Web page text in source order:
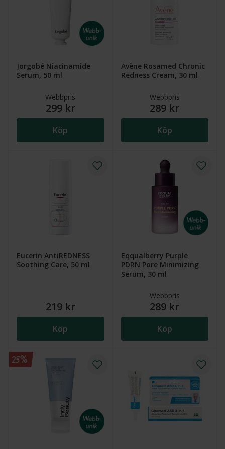
Jorgobé Niacinamide
Serum, 50 ml
Webbpris
299 kr
Köp
Avène Rosamed Chronic
Redness Cream, 30 ml
Webbpris
289 kr
Köp
Eucerin AntiREDNESS
Soothing Care, 50 ml
219 kr
Köp
Eqqualberry Purple
PDRN Pore Minimizing
Serum, 30 ml
Webbpris
289 kr
Köp
25%